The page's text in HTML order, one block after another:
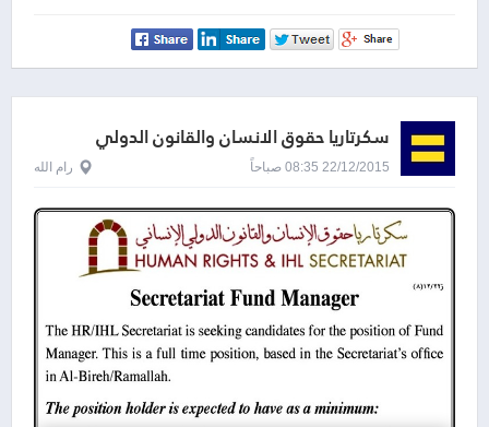
سكرتاريا حقوق الانسان والقانون الدولي
الانساني
22/12/2015 08:35 صباحاً رام الله